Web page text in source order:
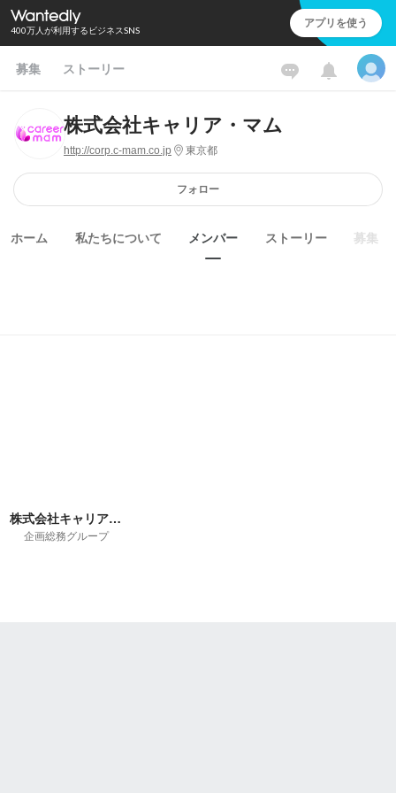
400万人が利用するビジネスSNS アプリを使う
募集 ストーリー
株式会社キャリア・マム
http://corp.c-mam.co.jp 東京都
フォロー
ホーム 私たちについて メンバー ストーリー 募集
株式会社キャリア・マム 採用担当
企画総務グループ